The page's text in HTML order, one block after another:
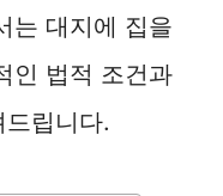
는 대지에 집을
인 법적 조건과
립니다.